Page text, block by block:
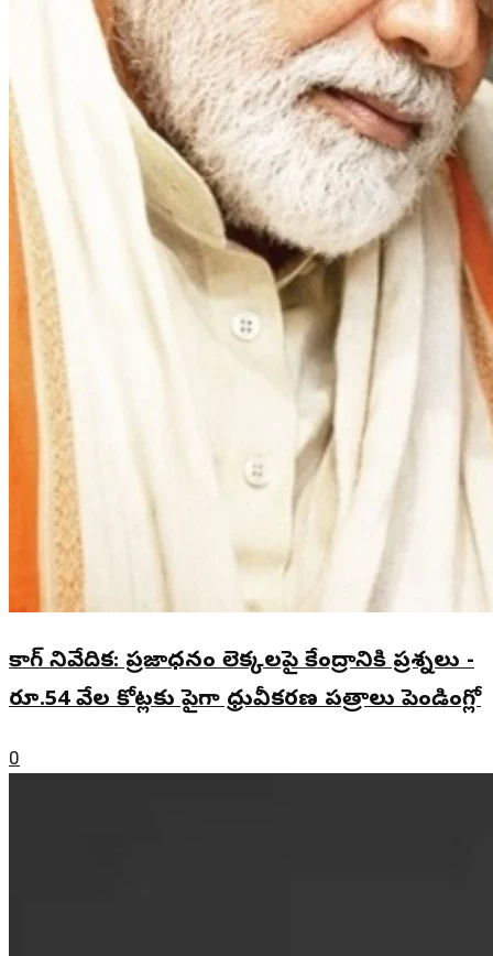
కాగ్ నివేదిక: ప్రజాధనం లెక్కలపై కేంద్రానికి ప్రశ్నలు -
రూ.54 వేల కోట్లకు పైగా ధ్రువీకరణ పత్రాలు పెండింగ్లో
0